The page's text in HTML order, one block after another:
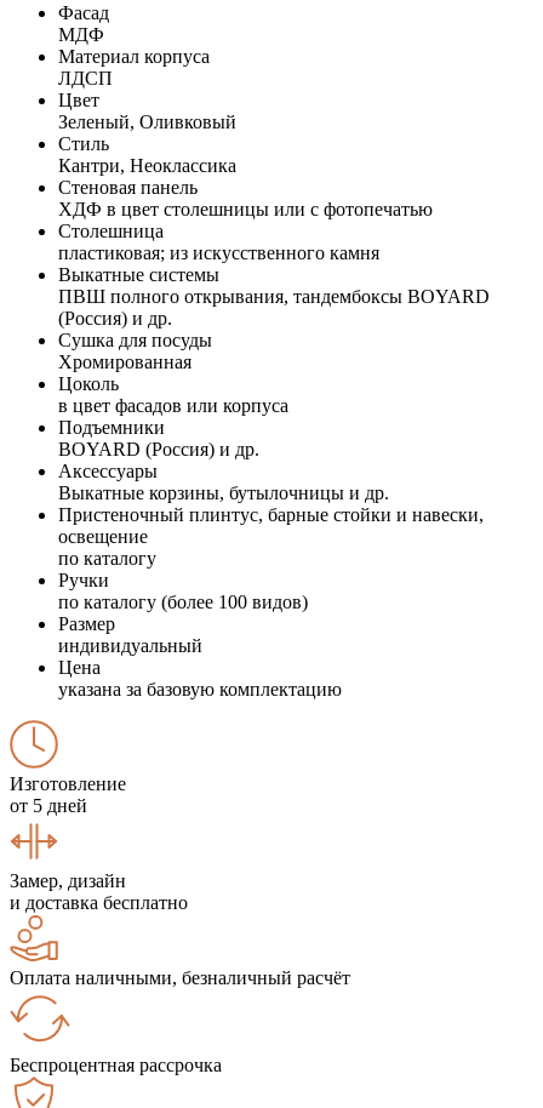
Фасад
МДФ
Материал корпуса
ЛДСП
Цвет
Зеленый, Оливковый
Стиль
Кантри, Неоклассика
Стеновая панель
ХДФ в цвет столешницы или с фотопечатью
Столешница
пластиковая; из искусственного камня
Выкатные системы
ПВШ полного открывания, тандембоксы BOYARD
(Россия) и др.
Сушка для посуды
Хромированная
Цоколь
в цвет фасадов или корпуса
Подъемники
BOYARD (Россия) и др.
Аксессуары
Выкатные корзины, бутылочницы и др.
Пристеночный плинтус, барные стойки и навески,
освещение
по каталогу
Ручки
по каталогу (более 100 видов)
Размер
индивидуальный
Цена
указана за базовую комплектацию
Изготовление
от 5 дней
Замер, дизайн
и доставка бесплатно
Оплата наличными, безналичный расчёт
Беспроцентная рассрочка